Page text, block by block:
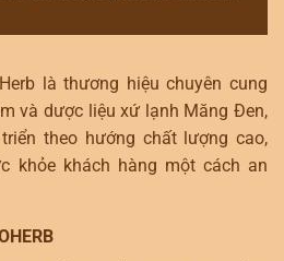
là thương hiệu chuyên cung
và dược liệu xứ lạnh Măng Đen,
theo hướng chất lượng cao,
khỏe khách hàng một cách an